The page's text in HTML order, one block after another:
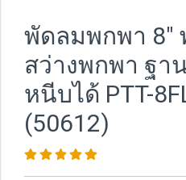
พัดลมพกพา 8"
สว่างพกพา ฐา
หนีบได้ PTT-
(50612)